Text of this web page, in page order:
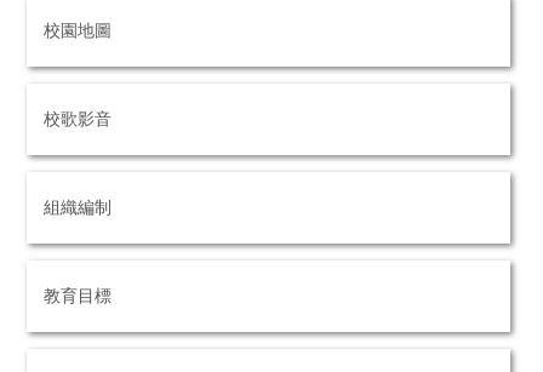
校園地圖
校歌影音
組織編制
教育目標